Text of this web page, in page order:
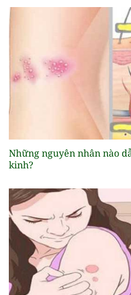
Những nguyên nhân nào
kinh?